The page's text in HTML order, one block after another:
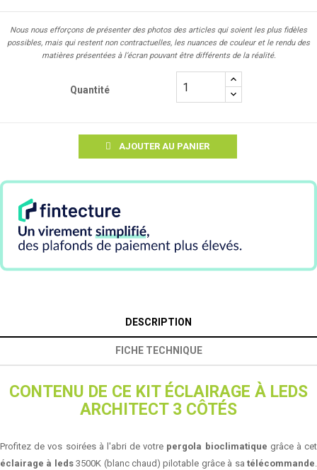
Nous nous efforçons de présenter des photos des articles qui soient les plus fidèles
possibles, mais qui restent non contractuelles, les nuances de couleur et le rendu des
matières présentées à l’écran pouvant être différents de la réalité.
Quantité
AJOUTER AU PANIER
DESCRIPTION
FICHE TECHNIQUE
CONTENU DE CE KIT ÉCLAIRAGE À LEDS
ARCHITECT 3 CÔTÉS
Profitez de vos soirées à l'abri de votre pergola bioclimatique grâce à cet
éclairage à leds3500K (blanc chaud) pilotable grâce à satélécommande.